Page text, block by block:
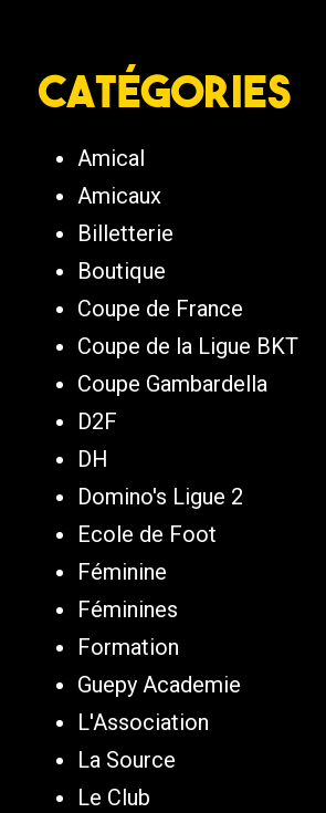
Catégories
Amical
Amicaux
Billetterie
Boutique
Coupe de France
Coupe de la Ligue BKT
Coupe Gambardella
D2F
DH
Domino's Ligue 2
Ecole de Foot
Féminine
Féminines
Formation
Guepy Academie
L'Association
La Source
Le Club